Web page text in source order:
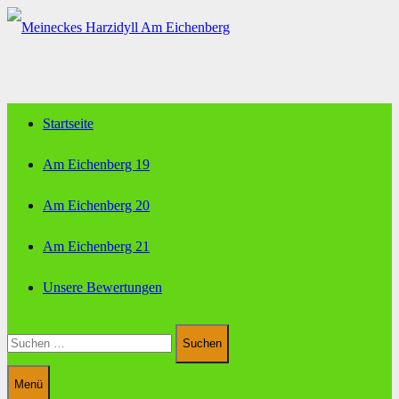
Zum
springen
Startseite
Am Eichenberg 19
Am Eichenberg 20
Am Eichenberg 21
Unsere Bewertungen
Suchen
nach:
Menü